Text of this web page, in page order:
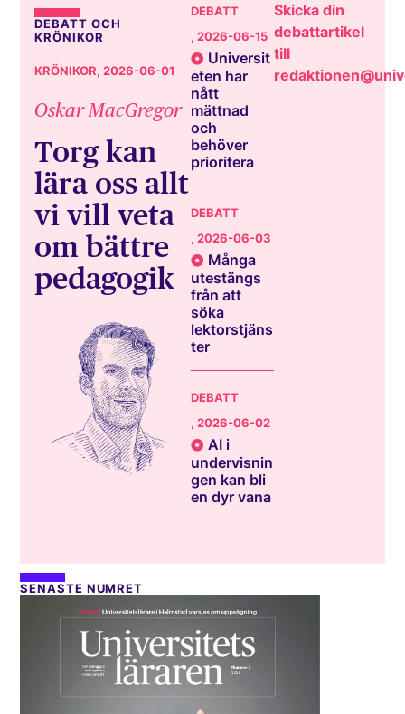
DEBATT OCH
KRÖNIKOR
KRÖNIKOR, 2026-06-01
Oskar MacGregor
Torg kan
lära oss allt
vi vill veta
om bättre
pedagogik
DEBATT
, 2026-06-15
Universit
eten har
nått
mättnad
och
behöver
prioritera
DEBATT
, 2026-06-03
Många
utestängs
från att
söka
lektorstjäns
ter
DEBATT
, 2026-06-02
AI i
undervisnin
gen kan bli
en dyr vana
Skicka din
debattartikel
till
SENASTE NUMRET